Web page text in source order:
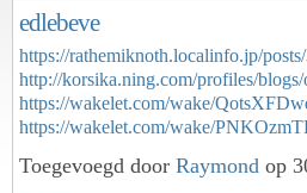
edlebeve
https://rathemiknoth.localinfo.jp/
http://korsika.ning.com/profiles/
https://wakelet.com/wake/
https://wakelet.com/wake/
Toegevoegd door Raymond op